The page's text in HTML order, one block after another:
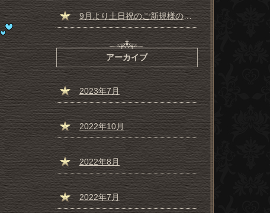
9月より土日祝のご新規様の受付一時停止のお知らせ
アーカイブ
2023年7月
2022年10月
2022年8月
2022年7月